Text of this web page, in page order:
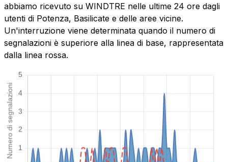
abbiamo ricevuto su WINDTRE nelle ultime 24 ore dagli
utenti di Potenza, Basilicate e delle aree vicine.
Un'interruzione viene determinata quando il numero di
segnalazioni è superiore alla linea di base, rappresentata
dalla linea rossa.